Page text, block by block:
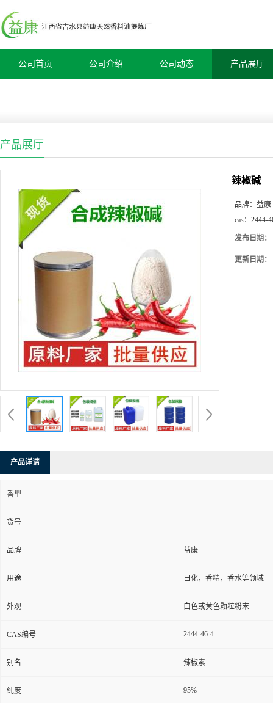
公司首页 公司介绍 公司动态 产品展厅
产品展厅
辣椒碱
品牌： 益康
cas： 2444-
发布日期：
更新日期：
产品详请
香型
货号
品牌 益康
用途 日化，香精，香水等领域
外观 白色或黄色颗粒粉末
CAS编号 2444-46-4
别名 辣椒素
纯度 95%